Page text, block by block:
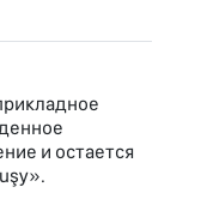
и остается